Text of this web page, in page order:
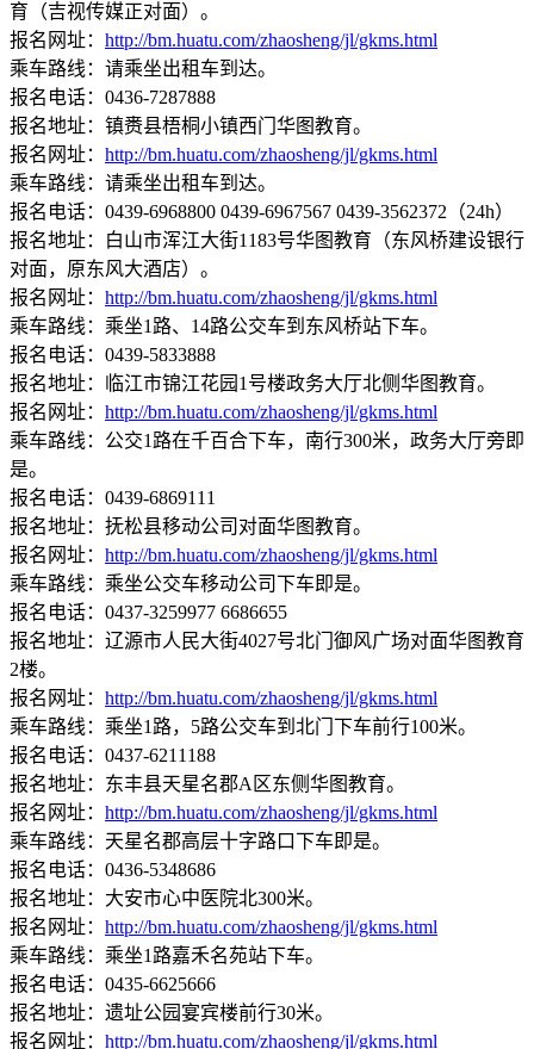
育（吉视传媒正对面）。
报名网址： http://bm.huatu.com/zhaosheng/jl/gkms.html
乘车路线：请乘坐出租车到达。
报名电话：0436-7287888
报名地址：镇赉县梧桐小镇西门华图教育。
报名网址： http://bm.huatu.com/zhaosheng/jl/gkms.html
乘车路线：请乘坐出租车到达。
报名电话：0439-6968800 0439-6967567 0439-3562372（24h）
报名地址：白山市浑江大街1183号华图教育（东风桥建设银行
对面，原东风大酒店）。
报名网址： http://bm.huatu.com/zhaosheng/jl/gkms.html
乘车路线：乘坐1路、14路公交车到东风桥站下车。
报名电话：0439-5833888
报名地址：临江市锦江花园1号楼政务大厅北侧华图教育。
报名网址： http://bm.huatu.com/zhaosheng/jl/gkms.html
乘车路线：公交1路在千百合下车，南行300米，政务大厅旁即
是。
报名电话：0439-6869111
报名地址：抚松县移动公司对面华图教育。
报名网址： http://bm.huatu.com/zhaosheng/jl/gkms.html
乘车路线：乘坐公交车移动公司下车即是。
报名电话：0437-3259977 6686655
报名地址：辽源市人民大街4027号北门御风广场对面华图教育
2楼。
报名网址： http://bm.huatu.com/zhaosheng/jl/gkms.html
乘车路线：乘坐1路，5路公交车到北门下车前行100米。
报名电话：0437-6211188
报名地址：东丰县天星名郡A区东侧华图教育。
报名网址： http://bm.huatu.com/zhaosheng/jl/gkms.html
乘车路线：天星名郡高层十字路口下车即是。
报名电话：0436-5348686
报名地址：大安市心中医院北300米。
报名网址： http://bm.huatu.com/zhaosheng/jl/gkms.html
乘车路线：乘坐1路嘉禾名苑站下车。
报名电话：0435-6625666
报名地址：遗址公园宴宾楼前行30米。
报名网址： http://bm.huatu.com/zhaosheng/jl/gkms.html